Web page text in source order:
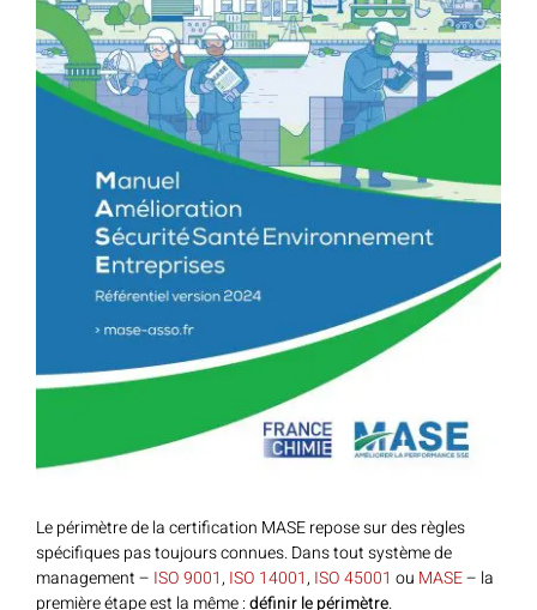
Le périmètre de la certification MASE repose sur des règles
spécifiques pas toujours connues. Dans tout système de
management – ISO 9001, ISO 14001, ISO 45001 ou MASE– la
première étape est la même :définir le périmètre.